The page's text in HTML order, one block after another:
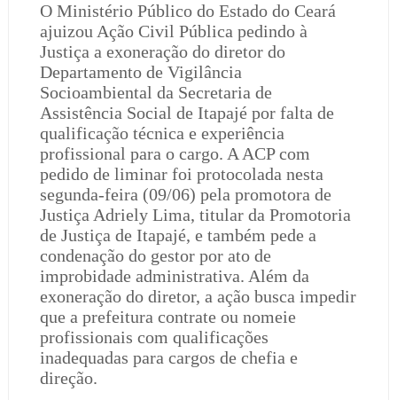
O Ministério Público do Estado do Ceará
ajuizou Ação Civil Pública pedindo à
Justiça a exoneração do diretor do
Departamento de Vigilância
Socioambiental da Secretaria de
Assistência Social de Itapajé por falta de
qualificação técnica e experiência
profissional para o cargo. A ACP com
pedido de liminar foi protocolada nesta
segunda-feira (09/06) pela promotora de
Justiça Adriely Lima, titular da Promotoria
de Justiça de Itapajé, e também pede a
condenação do gestor por ato de
improbidade administrativa. Além da
exoneração do diretor, a ação busca impedir
que a prefeitura contrate ou nomeie
profissionais com qualificações
inadequadas para cargos de chefia e
direção.